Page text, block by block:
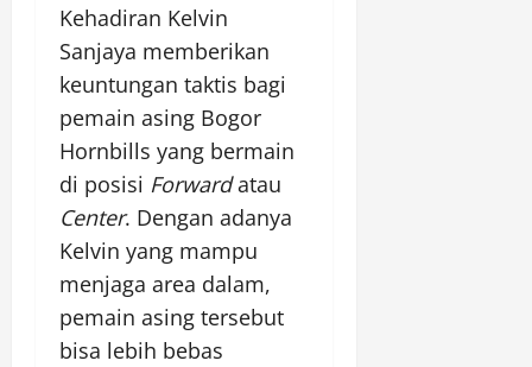
Kehadiran Kelvin
Sanjaya memberikan
keuntungan taktis bagi
pemain asing Bogor
Hornbills yang bermain
di posisi Forwardatau
Center. Dengan adanya
Kelvin yang mampu
menjaga area dalam,
pemain asing tersebut
bisa lebih bebas